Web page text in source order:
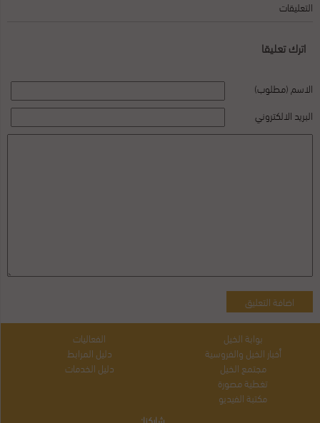
التعليقات
اترك تعليقا
الاسم (مطلوب)
البريد الالكتروني
بوابة الخيل
أخبار الخيل والفروسية
مجتمع الخيل
تغطية مصورة
مكتبة الفيديو
الفعاليات
دليل المرابط
دليل الخدمات
شاركنا: